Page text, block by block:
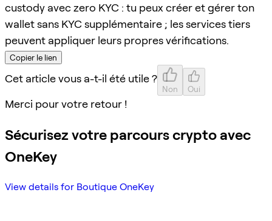
custody avec zero KYC : tu peux créer et gérer ton
wallet sans KYC supplémentaire ; les services tiers
peuvent appliquer leurs propres vérifications.
Copier le lien
Cet article vous a-t-il été utile ?
Non Oui
Merci pour votre retour !
Sécurisez votre parcours crypto avec
OneKey
View details for Boutique OneKey